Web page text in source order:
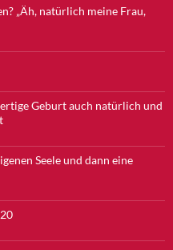
„Äh, natürlich meine Frau,
Geburt auch natürlich und
Seele und dann eine